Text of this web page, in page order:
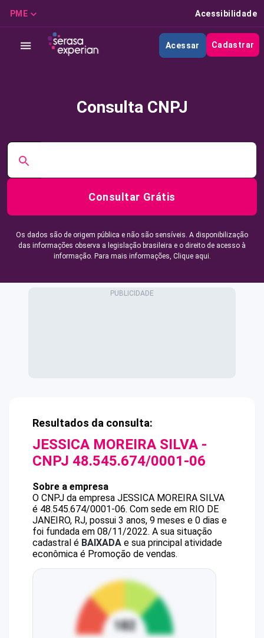
PME Acessibilidade
Acessar Cadastrar
Consulta CNPJ
Consultar Grátis
Os dados são de origem pública e não são sensíveis. A disponibilização
das informações observa a legislação brasileira e o direito de acesso à
informação. Para mais informações, Clique aqui.
Resultados da consulta:
JESSICA MOREIRA SILVA -
CNPJ 48.545.674/0001-06
Sobre a empresa
O CNPJ da empresa JESSICA MOREIRA SILVA
é 48.545.674/0001-06. Com sede em RIO DE
JANEIRO, RJ, possui 3 anos, 9 meses e 0 dias e
foi fundada em 08/11/2022. A sua situação
cadastral é BAIXADA e sua principal atividade
econômica é Promoção de vendas.